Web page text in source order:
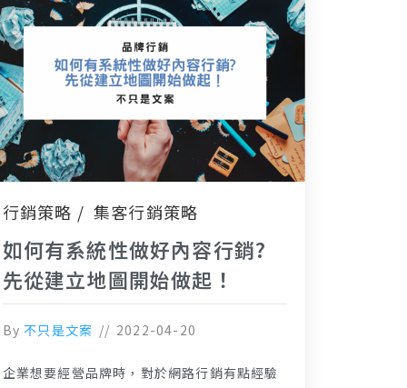
行銷策略 集客行銷策略
如何有系統性做好內容行銷?
先從建立地圖開始做起！
By不只是文案 2022-04-20
企業想要經營品牌時，對於網路行銷有點經驗